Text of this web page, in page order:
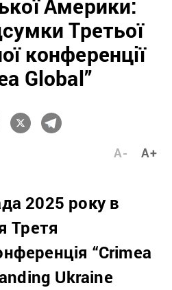
Америки:
Третьої
конференції
Global”
A+
A-
2025 року в
Третя
“Crimea
Ukraine